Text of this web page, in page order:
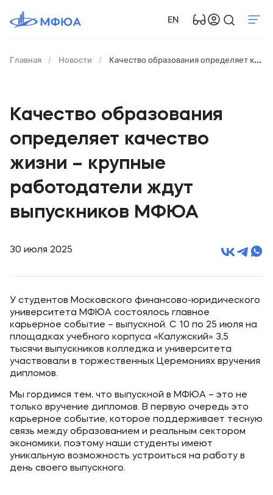
EN
Главная Новости Качество образования определяет качество жизни – крупные работодатели ждут выпускников МФЮА
Качество образования
определяет качество
жизни – крупные
работодатели ждут
выпускников МФЮА
30 июля 2025
У студентов Московского финансово-юридического
университета МФЮА состоялось главное
карьерное событие – выпускной. С 10 по 25 июля на
площадках учебного корпуса «Калужский» 3,5
тысячи выпускников колледжа и университета
участвовали в торжественных Церемониях вручения
дипломов.
Мы гордимся тем, что выпускной в МФЮА – это не
только вручение дипломов. В первую очередь это
карьерное событие, которое поддерживает тесную
связь между образованием и реальным сектором
экономики, поэтому наши студенты имеют
уникальную возможность устроиться на работу в
день своего выпускного.